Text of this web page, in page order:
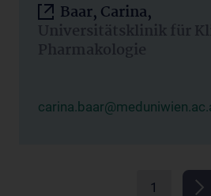
Baar, Carina,
Universitätsklinik für
Pharmakologie
1